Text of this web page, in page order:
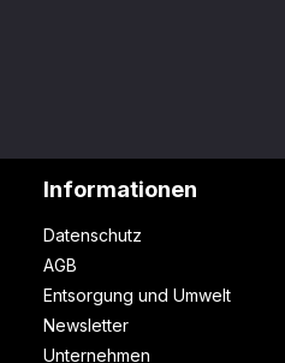
Informationen
Datenschutz
AGB
Entsorgung und Umwelt
Newsletter
Unternehmen